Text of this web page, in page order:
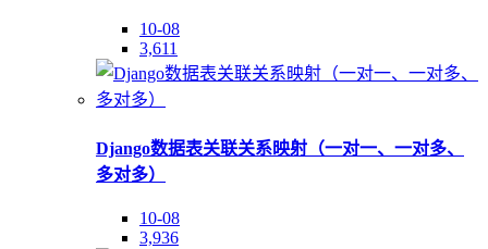
10-08
3,611
Django数据表关联关系映射（一对一、一对多、
多对多）
10-08
3,936